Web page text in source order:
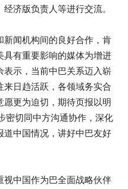
济版负责人等进行交流。
闻机构间的良好合作，肯
具有重要影响的媒体为增进
表示，当前中巴关系迈入崭
日趋活跃，各领域务实合
更为迫切，期待页报以明
密切同中方沟通协作，深化
中国情况，讲好中巴友好
中国作为巴全面战略伙伴